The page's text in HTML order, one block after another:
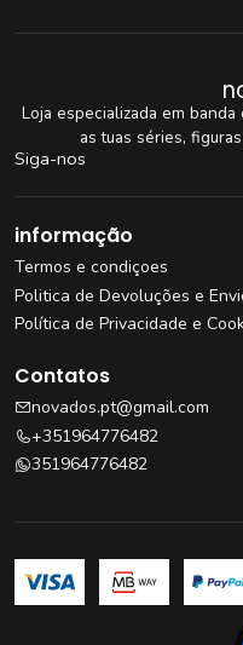
Loja especializada em
as tuas séries,
Siga-nos
informação
Termos e condiçoes
Politica de Devoluções e
Política de Privacidade e
Contatos
novados.pt@gmail.com
+351964776482
351964776482